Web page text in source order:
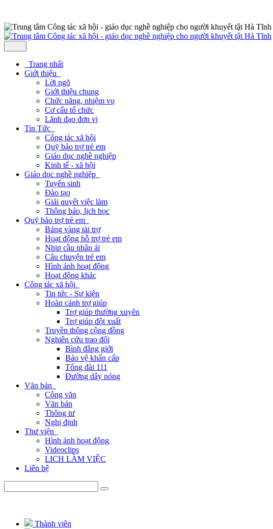
Trang nhất
Giới thiệu
Lời ngõ
Giới thiệu chung
Chức năng, nhiệm vụ
Cơ cấu tổ chức
Lãnh đạo đơn vị
Tin Tức
Công tác xã hội
Quỹ bảo trợ trẻ em
Giáo dục nghề nghiệp
Kinh tế - xã hội
Giáo dục nghề nghiệp
Tuyển sinh
Đào tạo
Giải quyết việc làm
Thông báo, lịch học
Quỹ bảo trợ trẻ em
Bảng vàng tài trợ
Hoạt động hỗ trợ trẻ em
Nhịp cầu nhân ái
Câu chuyện trẻ em
Hình ảnh hoạt động
Hoạt động khác
Công tác xã hội
Tin tức - Sự kiện
Hoàn cảnh trợ giúp
Trợ giúp thường xuyên
Trợ giúp đột xuất
Truyền thông cộng đồng
Nghiên cứu trao đổi
Bình đẳng giới
Bảo vệ khẩn cấp
Tổng đài 111
Đường dây nóng
Văn bản
Công văn
Văn bản
Thông tư
Nghị định
Thư viện
Hình ảnh hoạt động
Videoclips
LICH LÀM VIỆC
Liên hệ
Thành viên